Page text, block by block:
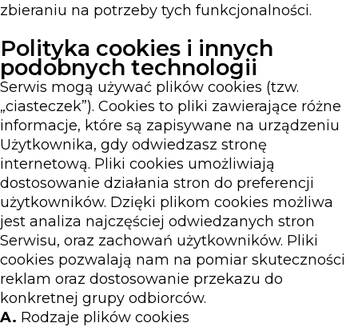
zbieraniu na potrzeby tych funkcjonalności.
Polityka cookies i innych
podobnych technologii
Serwis mogą używać plików cookies (tzw.
„ciasteczek”). Cookies to pliki zawierające różne
informacje, które są zapisywane na urządzeniu
Użytkownika, gdy odwiedzasz stronę
internetową. Pliki cookies umożliwiają
dostosowanie działania stron do preferencji
użytkowników. Dzięki plikom cookies możliwa
jest analiza najczęściej odwiedzanych stron
Serwisu, oraz zachowań użytkowników. Pliki
cookies pozwalają nam na pomiar skuteczności
reklam oraz dostosowanie przekazu do
konkretnej grupy odbiorców.
A. Rodzaje plików cookies